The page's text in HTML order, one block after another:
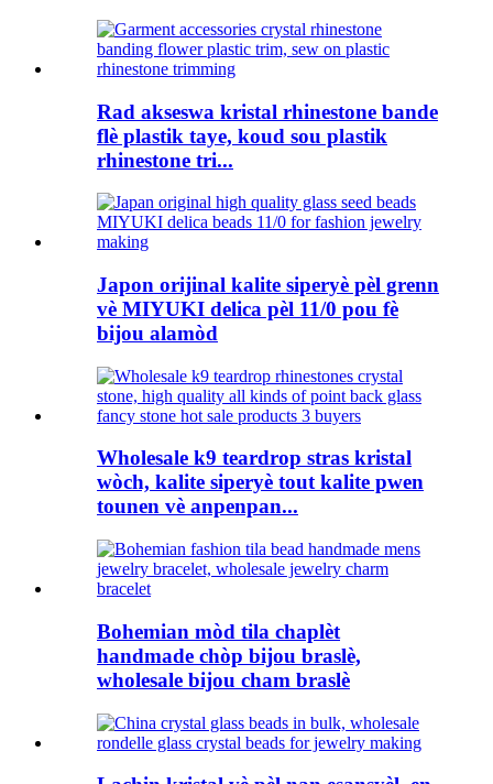
Rad akseswa kristal rhinestone bande
flè plastik taye, koud sou plastik
rhinestone tri...
Japon orijinal kalite siperyè pèl grenn
vè MIYUKI delica pèl 11/0 pou fè
bijou alamòd
Wholesale k9 teardrop stras kristal
wòch, kalite siperyè tout kalite pwen
tounen vè anpenpan...
Bohemian mòd tila chaplèt
handmade chòp bijou braslè,
wholesale bijou cham braslè